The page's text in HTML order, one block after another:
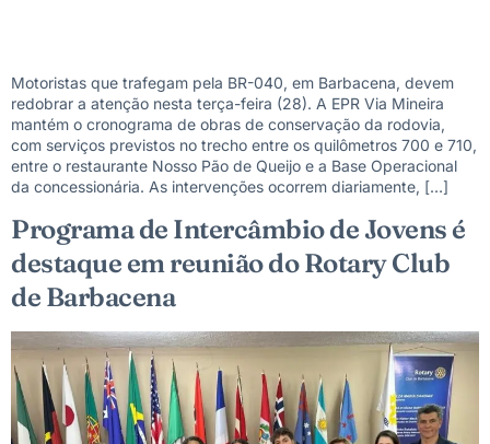
Motoristas que trafegam pela BR-040, em Barbacena, devem
redobrar a atenção nesta terça-feira (28). A EPR Via Mineira
mantém o cronograma de obras de conservação da rodovia,
com serviços previstos no trecho entre os quilômetros 700 e 710,
entre o restaurante Nosso Pão de Queijo e a Base Operacional
da concessionária. As intervenções ocorrem diariamente, […]
Programa de Intercâmbio de Jovens é
destaque em reunião do Rotary Club
de Barbacena